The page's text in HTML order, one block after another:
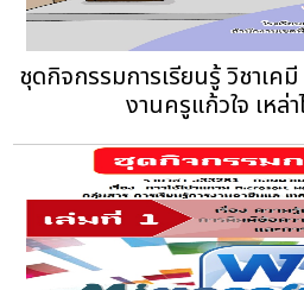
ชุดกิจกรรมการเรียนรู้ วิชาเค
งานครูแก้วใจ เหล่